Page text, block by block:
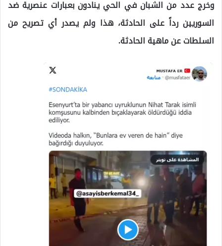
وخرج عدد من الشبان في الحي ينادون بعبارات عنصرية ضد
السوريين رداً على الحادثة، هذا ولم يصدر أي تصريح من
السلطات عن ماهية الحادثة.